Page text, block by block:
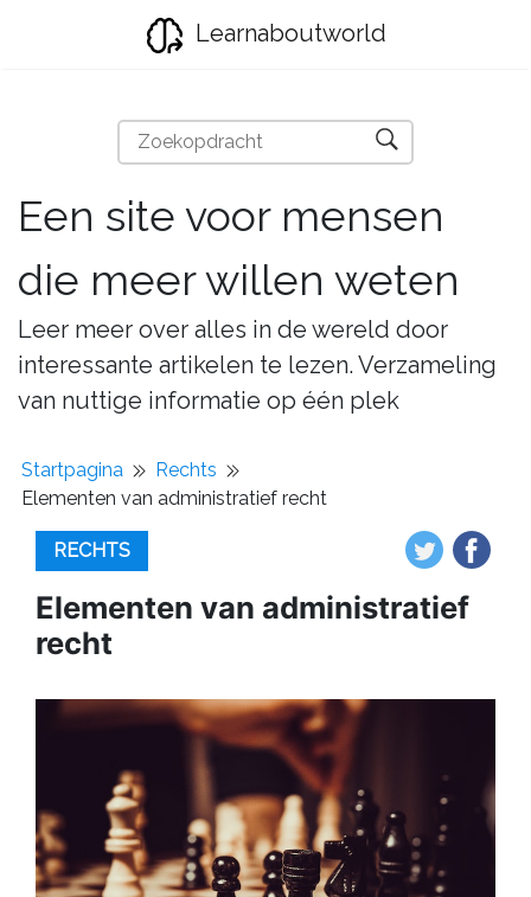
Learnaboutworld
Een site voor mensen
die meer willen weten
Leer meer over alles in de wereld door
interessante artikelen te lezen. Verzameling
van nuttige informatie op één plek
Startpagina
Rechts
Elementen van administratief recht
RECHTS
Elementen van administratief
recht